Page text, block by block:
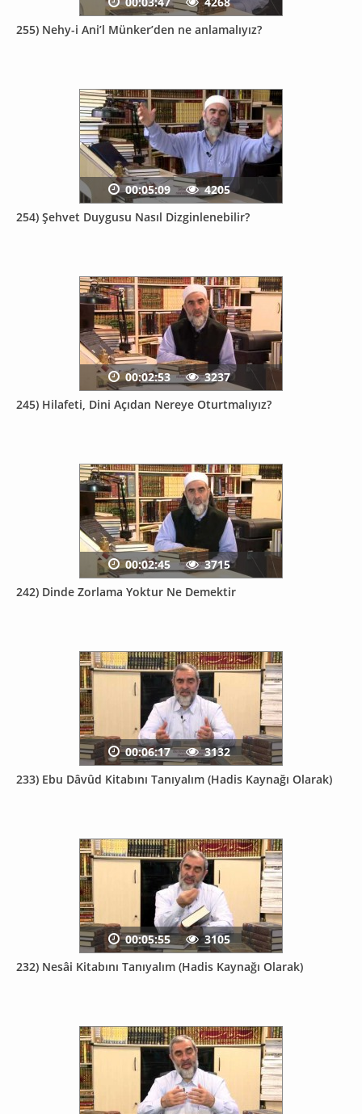
255) Nehy-i Ani’l Münker’den ne anlamalıyız?
254) Şehvet Duygusu Nasıl Dizginlenebilir?
00:05:09 4205
245) Hilafeti, Dini Açıdan Nereye Oturtmalıyız?
00:02:53 3237
242) Dinde Zorlama Yoktur Ne Demektir
00:02:45 3715
233) Ebu Dâvûd Kitabını Tanıyalım (Hadis Kaynağı Olarak)
00:06:17 3132
232) Nesâi Kitabını Tanıyalım (Hadis Kaynağı Olarak)
00:05:55 3105